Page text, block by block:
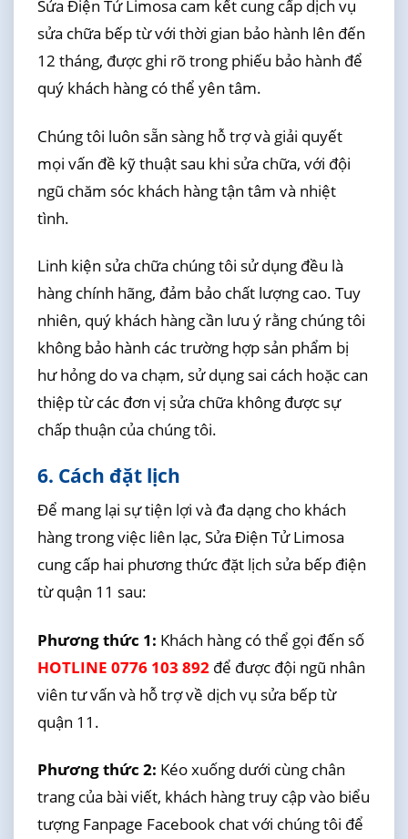
Sửa Điện Tử Limosa cam kết cung cấp dịch vụ
sửa chữa bếp từ với thời gian bảo hành lên đến
12 tháng, được ghi rõ trong phiếu bảo hành để
quý khách hàng có thể yên tâm.
Chúng tôi luôn sẵn sàng hỗ trợ và giải quyết
mọi vấn đề kỹ thuật sau khi sửa chữa, với đội
ngũ chăm sóc khách hàng tận tâm và nhiệt
tình.
Linh kiện sửa chữa chúng tôi sử dụng đều là
hàng chính hãng, đảm bảo chất lượng cao. Tuy
nhiên, quý khách hàng cần lưu ý rằng chúng tôi
không bảo hành các trường hợp sản phẩm bị
hư hỏng do va chạm, sử dụng sai cách hoặc can
thiệp từ các đơn vị sửa chữa không được sự
chấp thuận của chúng tôi.
6. Cách đặt lịch
Để mang lại sự tiện lợi và đa dạng cho khách
hàng trong việc liên lạc, Sửa Điện Tử Limosa
cung cấp hai phương thức đặt lịch sửa bếp điện
từ quận 11 sau:
Phương thức 1: Khách hàng có thể gọi đến số
HOTLINE 0776 103 892để được đội ngũ nhân
viên tư vấn và hỗ trợ về dịch vụ sửa bếp từ
quận 11.
Phương thức 2: Kéo xuống dưới cùng chân
trang của bài viết, khách hàng truy cập vào biểu
tượng Fanpage Facebook chat với chúng tôi để